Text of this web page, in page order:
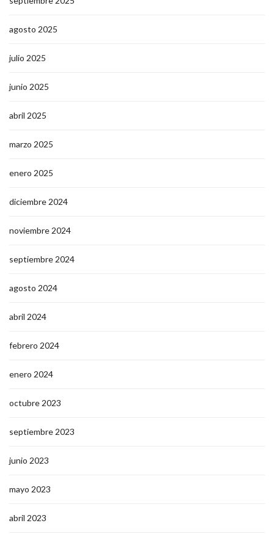
agosto 2025
julio 2025
junio 2025
abril 2025
marzo 2025
enero 2025
diciembre 2024
noviembre 2024
septiembre 2024
agosto 2024
abril 2024
febrero 2024
enero 2024
octubre 2023
septiembre 2023
junio 2023
mayo 2023
abril 2023